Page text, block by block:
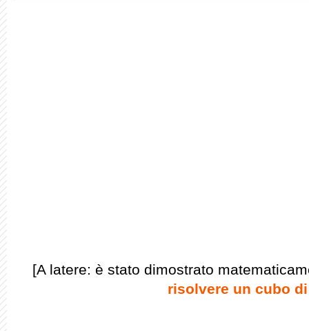
[A latere: è stato dimostrato
risolvere un cubo